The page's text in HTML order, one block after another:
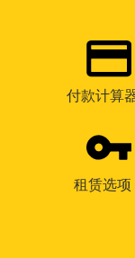
付款计算
租赁选项